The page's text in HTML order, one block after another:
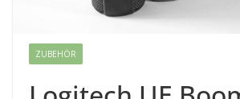
ZUBEHÖR